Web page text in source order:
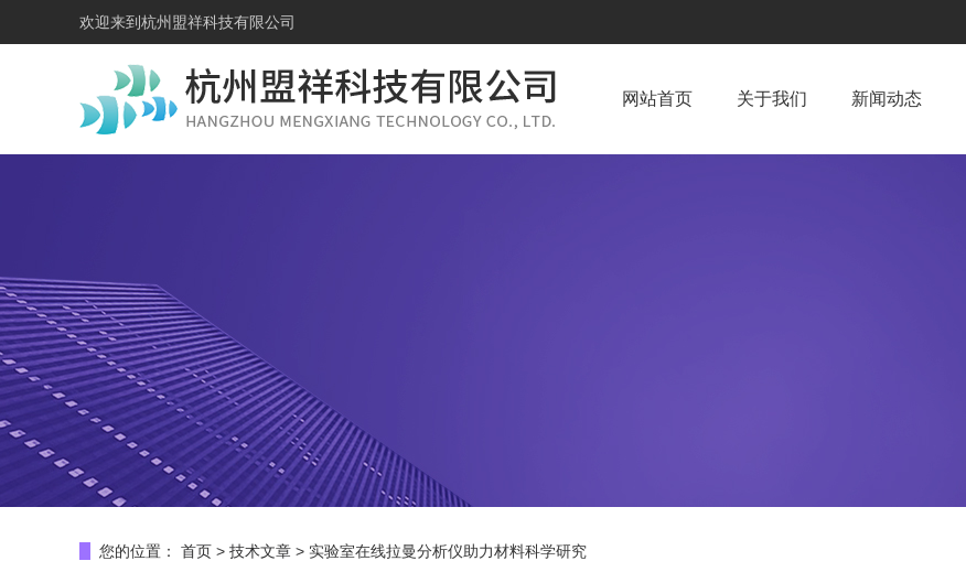
欢迎来到 杭州盟祥科技有限公司
网站首页 关于我们 新闻动态
您的位置： 首页 > 技术文章 > 实验室在线拉曼分析仪助力材料科学研究